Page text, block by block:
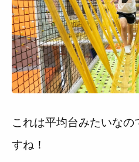
これは平均台みたいなの
すね！